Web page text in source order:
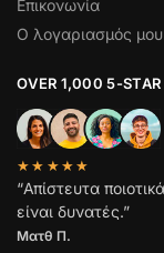
Επικονωνία
Ο λογαριασμός μου
OVER 1,000 5-STAR
★★★★★
“Απίστευτα
είναι δυνατές.”
Ματθ Π.